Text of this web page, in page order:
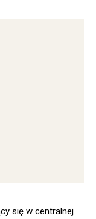
się w centralnej